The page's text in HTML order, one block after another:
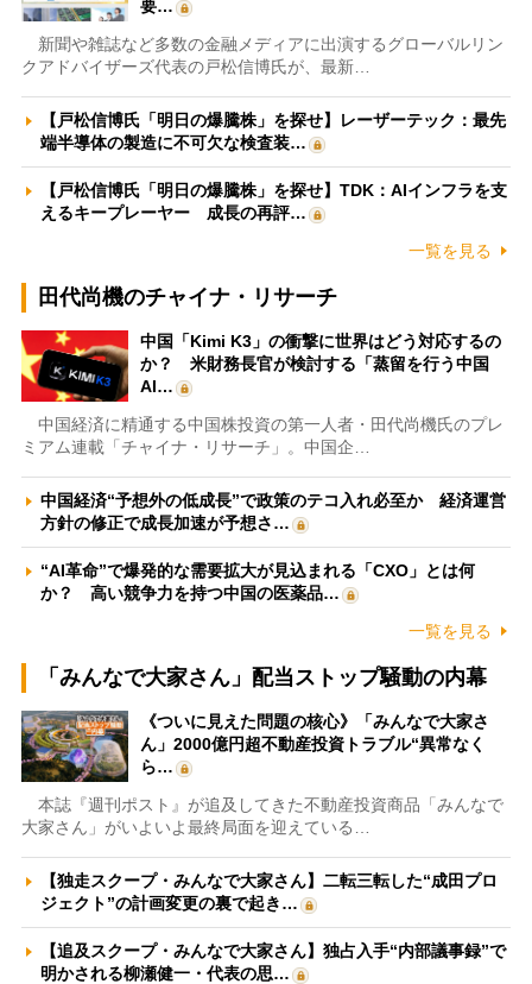
要…
新聞や雑誌など多数の金融メディアに出演するグローバルリン
クアドバイザーズ代表の戸松信博氏が、最新…
【戸松信博氏「明日の爆騰株」を探せ】レーザーテック：最先
端半導体の製造に不可欠な検査装…
【戸松信博氏「明日の爆騰株」を探せ】TDK：AIインフラを支
えるキープレーヤー 成長の再評…
一覧を見る
田代尚機のチャイナ・リサーチ
中国「Kimi K3」の衝撃に世界はどう対応するの
か？ 米財務長官が検討する「蒸留を行う中国
AI…
中国経済に精通する中国株投資の第一人者・田代尚機氏のプレ
ミアム連載「チャイナ・リサーチ」。中国企…
中国経済“予想外の低成長”で政策のテコ入れ必至か 経済運営
方針の修正で成長加速が予想さ…
“AI革命”で爆発的な需要拡大が見込まれる「CXO」とは何
か？ 高い競争力を持つ中国の医薬品…
一覧を見る
「みんなで大家さん」配当ストップ騒動の内幕
《ついに見えた問題の核心》「みんなで大家さ
ん」2000億円超不動産投資トラブル“異常なく
ら…
本誌『週刊ポスト』が追及してきた不動産投資商品「みんなで
大家さん」がいよいよ最終局面を迎えている…
【独走スクープ・みんなで大家さん】二転三転した“成田プロ
ジェクト”の計画変更の裏で起き…
【追及スクープ・みんなで大家さん】独占入手“内部議事録”で
明かされる柳瀬健一・代表の思…